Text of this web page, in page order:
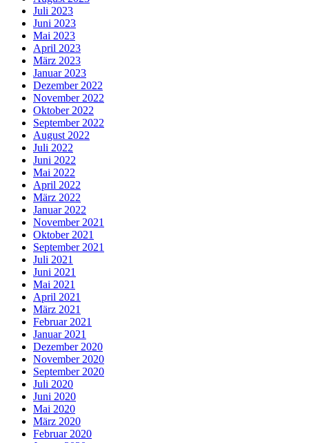
Juli 2023
Juni 2023
Mai 2023
April 2023
März 2023
Januar 2023
Dezember 2022
November 2022
Oktober 2022
September 2022
August 2022
Juli 2022
Juni 2022
Mai 2022
April 2022
März 2022
Januar 2022
November 2021
Oktober 2021
September 2021
Juli 2021
Juni 2021
Mai 2021
April 2021
März 2021
Februar 2021
Januar 2021
Dezember 2020
November 2020
September 2020
Juli 2020
Juni 2020
Mai 2020
März 2020
Februar 2020